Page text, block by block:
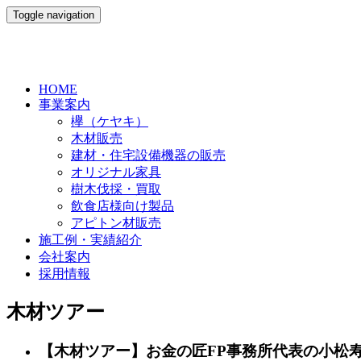
Toggle navigation
HOME
事業案内
欅（ケヤキ）
木材販売
建材・住宅設備機器の販売
オリジナル家具
樹木伐採・買取
飲食店様向け製品
アピトン材販売
施工例・実績紹介
会社案内
採用情報
木材ツアー
【木材ツアー】お金の匠FP事務所代表の小松